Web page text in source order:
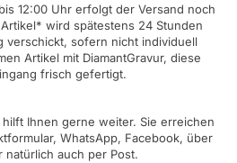
12:00 Uhr erfolgt der Versand noch
wird spätestens 24 Stunden
verschickt, sofern nicht individuell
Artikel mit DiamantGravur, diese
frisch gefertigt.
Ihnen gerne weiter. Sie erreichen
WhatsApp, Facebook, über
natürlich auch per Post.